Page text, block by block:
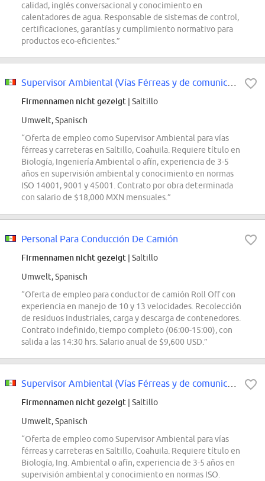
calidad, inglés conversacional y conocimiento en
calentadores de agua. Responsable de sistemas de control,
certificaciones, garantías y cumplimiento normativo para
productos eco-eficientes.”
Firmennamen nicht gezeigt | Saltillo
Umwelt, Spanisch
“Oferta de empleo como Supervisor Ambiental para vías
férreas y carreteras en Saltillo, Coahuila. Requiere título en
Biología, Ingeniería Ambiental o afín, experiencia de 3-5
años en supervisión ambiental y conocimiento en normas
ISO 14001, 9001 y 45001. Contrato por obra determinada
con salario de $18,000 MXN mensuales.”
Personal Para Conducción De Camión
Firmennamen nicht gezeigt | Saltillo
Umwelt, Spanisch
“Oferta de empleo para conductor de camión Roll Off con
experiencia en manejo de 10 y 13 velocidades. Recolección
de residuos industriales, carga y descarga de contenedores.
Contrato indefinido, tiempo completo (06:00-15:00), con
salida a las 14:30 hrs. Salario anual de $9,600 USD.”
Firmennamen nicht gezeigt | Saltillo
Umwelt, Spanisch
“Oferta de empleo como Supervisor Ambiental para vías
férreas y carreteras en Saltillo, Coahuila. Requiere título en
Biología, Ing. Ambiental o afín, experiencia de 3-5 años en
supervisión ambiental y conocimiento en normas ISO.